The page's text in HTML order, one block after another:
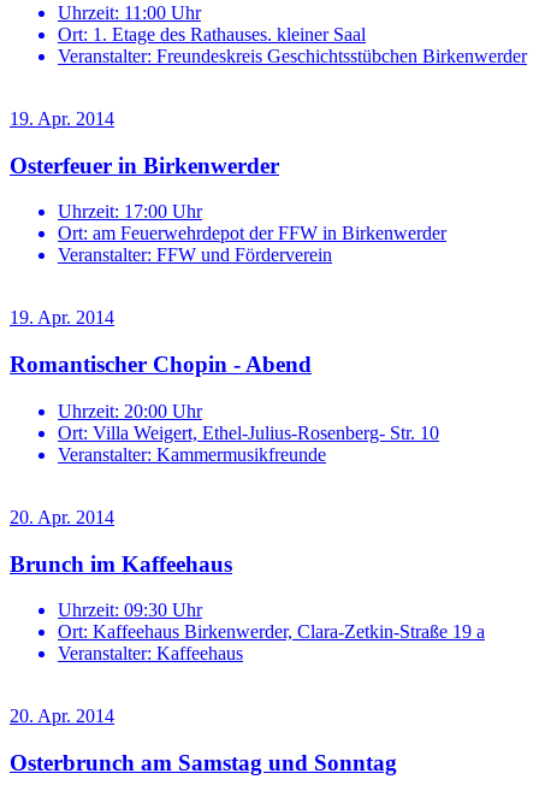
Uhrzeit: 11:00 Uhr
Ort: 1. Etage des Rathauses. kleiner Saal
Veranstalter: Freundeskreis Geschichtsstübchen Birkenwerder
19. Apr. 2014
Osterfeuer in Birkenwerder
Uhrzeit: 17:00 Uhr
Ort: am Feuerwehrdepot der FFW in Birkenwerder
Veranstalter: FFW und Förderverein
19. Apr. 2014
Romantischer Chopin - Abend
Uhrzeit: 20:00 Uhr
Ort: Villa Weigert, Ethel-Julius-Rosenberg- Str. 10
Veranstalter: Kammermusikfreunde
20. Apr. 2014
Brunch im Kaffeehaus
Uhrzeit: 09:30 Uhr
Ort: Kaffeehaus Birkenwerder, Clara-Zetkin-Straße 19 a
Veranstalter: Kaffeehaus
20. Apr. 2014
Osterbrunch am Samstag und Sonntag